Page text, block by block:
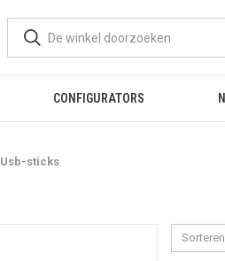
CONFIGURATORS
Usb-sticks